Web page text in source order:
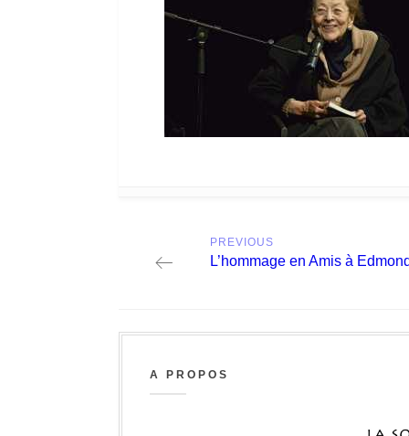
navigation
PREVIOUS
Previous
L’hommage en Amis à
A PROPOS